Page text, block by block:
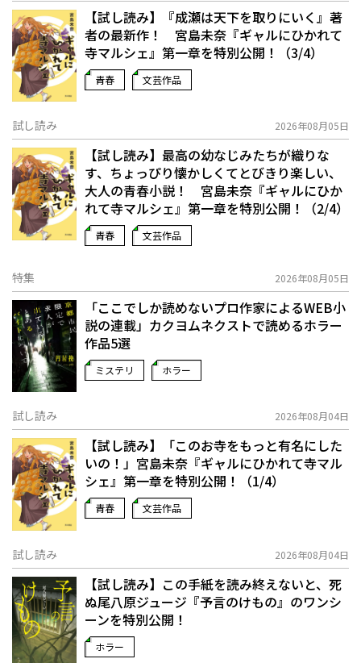
【試し読み】『成瀬は天下を取りにいく』著
者の最新作！ 宮島未奈『ギャルにひかれて
寺マルシェ』第一章を特別公開！（3/4）
青春 文芸作品
試し読み 2026年08月05日
【試し読み】最高の幼なじみたちが織りな
す、ちょっぴり懐かしくてとびきり楽しい、
大人の青春小説！ 宮島未奈『ギャルにひか
れて寺マルシェ』第一章を特別公開！（2/4）
青春 文芸作品
特集 2026年08月05日
「ここでしか読めないプロ作家によるWEB小
説の連載」――カクヨムネクストで読めるホラー
作品5選
ミステリ ホラー
試し読み 2026年08月04日
【試し読み】「このお寺をもっと有名にした
いの！」宮島未奈『ギャルにひかれて寺マル
シェ』第一章を特別公開！（1/4）
青春 文芸作品
試し読み 2026年08月04日
【試し読み】この手紙を読み終えないと、死
ぬ――尾八原ジュージ『予言のけもの』のワンシ
ーンを特別公開！
ホラー